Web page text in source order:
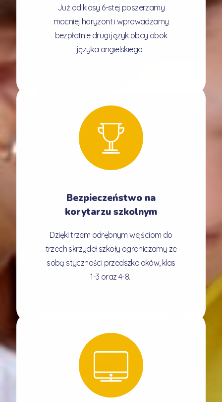
Już od klasy 6-stej poszerzamy
mocniej horyzont i wprowadzamy
bezpłatnie drugi język obcy obok
języka angielskiego.
Bezpieczeństwo na
korytarzu szkolnym
Dzięki trzem odrębnym wejściom do
trzech skrzydeł szkoły ograniczamy ze
sobą styczności przedszkolaków, klas
1-3 oraz 4-8.